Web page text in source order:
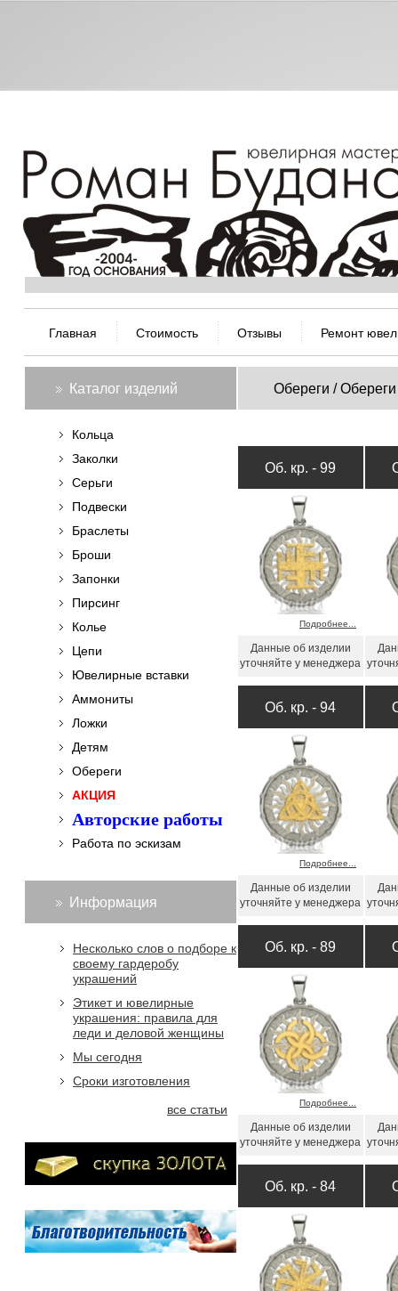
Главная Стоимость Отзывы Ремонт
Каталог изделий
Кольца
Заколки
Серьги
Подвески
Браслеты
Броши
Запонки
Пирсинг
Колье
Цепи
Ювелирные вставки
Аммониты
Ложки
Детям
Обереги
АКЦИЯ
Авторские работы
Работа по эскизам
Информация
Несколько слов о подборе к
своему гардеробу
украшений
Этикет и ювелирные
украшения: правила для
леди и деловой женщины
Мы сегодня
Сроки изготовления
все статьи
Обереги /
Об. кр. - 99
Подробнее...
Данные об изделии
уточняйте у менеджера
Об. кр. - 94
Подробнее...
Данные об изделии
уточняйте у менеджера
Об. кр. - 89
Подробнее...
Данные об изделии
уточняйте у менеджера
Об. кр. - 84